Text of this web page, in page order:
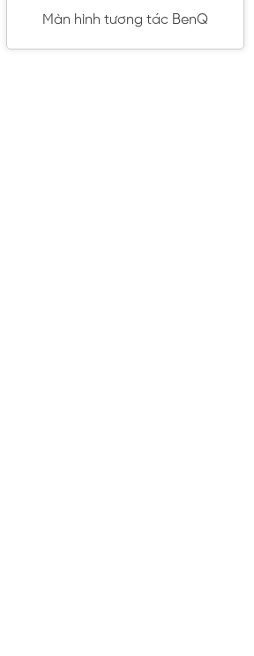
Màn hình tương tác BenQ